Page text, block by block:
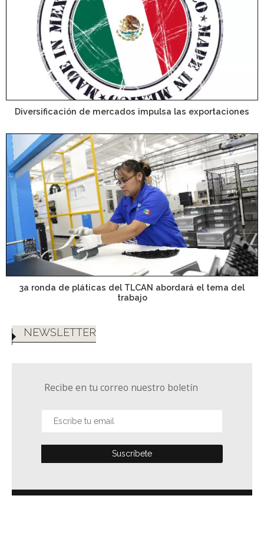
Diversificación de mercados impulsa las exportaciones
3a ronda de pláticas del TLCAN abordará el tema del
trabajo
NEWSLETTER
Recibe en tu correo nuestro boletín